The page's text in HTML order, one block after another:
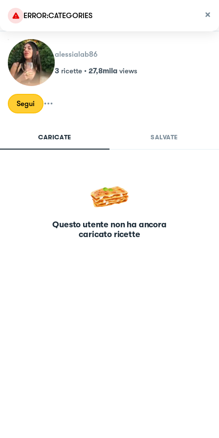
ERROR:CATEGORIES
alessialab86
3 ricette • 27,8mila views
Segui
CARICATE SALVATE
Questo utente non ha ancora
caricato ricette